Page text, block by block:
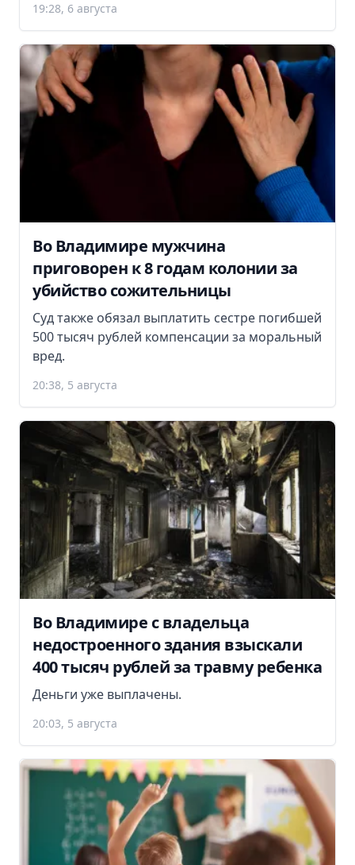
19:28, 6 августа
Во Владимире мужчина
приговорен к 8 годам колонии за
убийство сожительницы
Суд также обязал выплатить сестре погибшей
500 тысяч рублей компенсации за моральный
вред.
20:38, 5 августа
Во Владимире с владельца
недостроенного здания взыскали
400 тысяч рублей за травму ребенка
Деньги уже выплачены.
20:03, 5 августа